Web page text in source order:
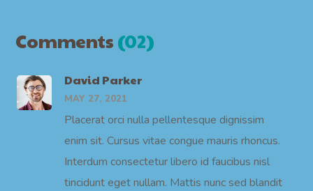
Comments(02)
David Parker
MAY 27, 2021
Placerat orci nulla pellentesque dignissim
enim sit. Cursus vitae congue mauris rhoncus.
Interdum consectetur libero id faucibus nisl
tincidunt eget nullam. Mattis nunc sed blandit